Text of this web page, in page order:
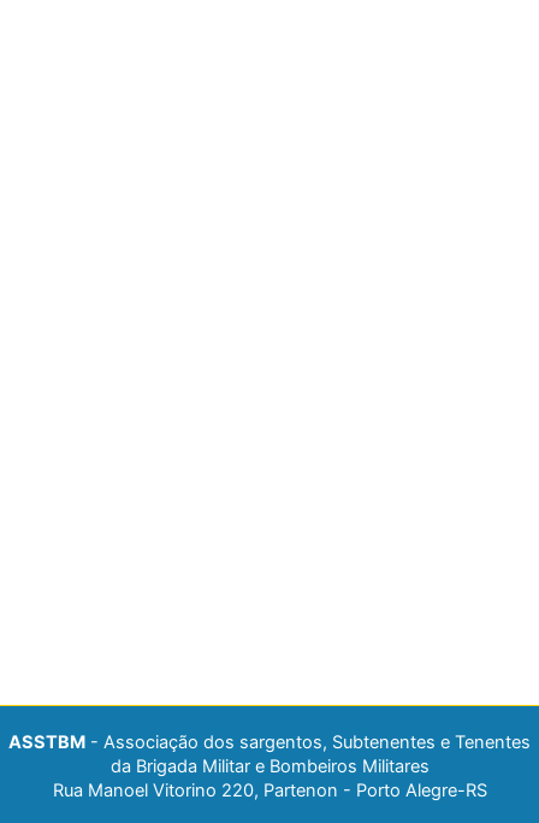
ASSTBM - Associação dos sargentos, Subtenentes e Tenentes
da Brigada Militar e Bombeiros Militares
Rua Manoel Vitorino 220, Partenon - Porto Alegre-RS